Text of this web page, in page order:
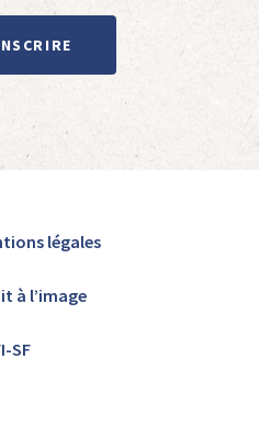
légales
à l’image
SF